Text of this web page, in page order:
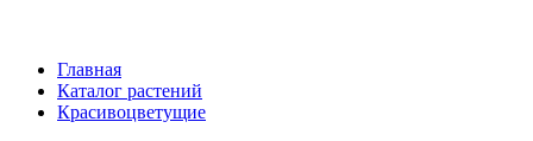
Главная
Каталог растений
Красивоцветущие